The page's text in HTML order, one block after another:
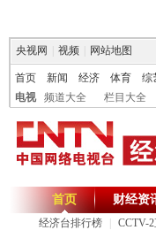
央视网
视频 网站地图
首页 新闻 经济 体育 综
电视
频道大全 栏目大全
首页
经济台排行榜 CCTV-
财经资